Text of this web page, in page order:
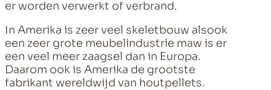
er worden verwerkt of verbrand.
In Amerika is zeer veel skeletbouw alsook
een zeer grote meubelindustrie maw is er
een veel meer zaagsel dan in Europa.
Daarom ook is Amerika de grootste
fabrikant wereldwijd van houtpellets.